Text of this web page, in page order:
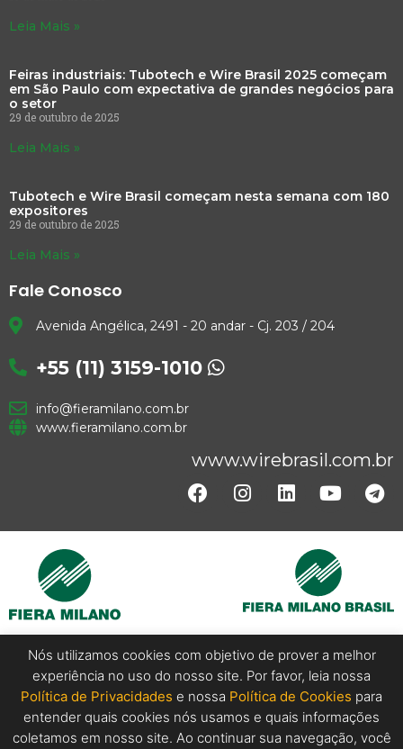
Leia Mais »
Feiras industriais: Tubotech e Wire Brasil 2025 começam
em São Paulo com expectativa de grandes negócios para
o setor
29 de outubro de 2025
Leia Mais »
Tubotech e Wire Brasil começam nesta semana com 180
expositores
29 de outubro de 2025
Leia Mais »
Fale Conosco
Avenida Angélica, 2491 - 20 andar - Cj. 203 / 204
+55 (11) 3159-1010
info@fieramilano.com.br
www.fieramilano.com.br
www.wirebrasil.com.br
Copyright @ 2024 Wire Brasil. All Rights Reserved.
Nós utilizamos cookies com objetivo de prover a melhor
experiência no uso do nosso site. Por favor, leia nossa
Política de Privacidades e nossa Política de Cookies para
entender quais cookies nós usamos e quais informações
coletamos em nosso site. Ao continuar sua navegação, você